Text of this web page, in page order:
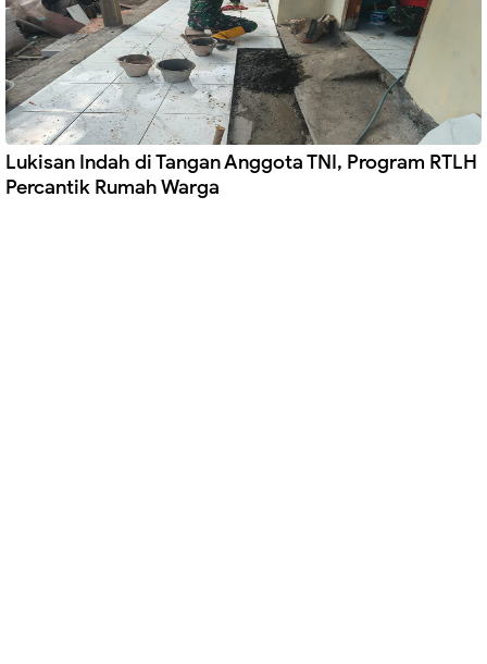
Lukisan Indah di Tangan Anggota TNI, Program RTLH
Percantik Rumah Warga